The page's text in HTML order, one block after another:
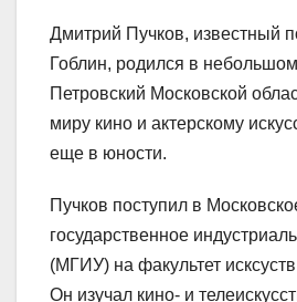
Дмитрий Пучков, известный
Гоблин, родился в
Петровский Московской
миру кино и актерскому
еще в юности.
Пучков поступил в
государственное
(МГИУ) на факультет исксуств
Он изучал кино- и